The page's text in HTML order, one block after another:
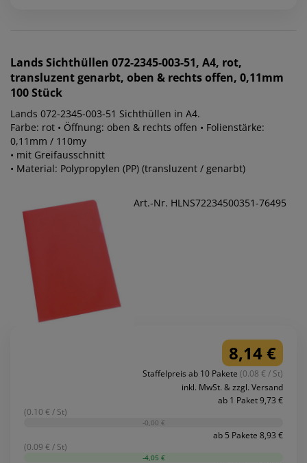
LandsSichthüllen 072-2345-003-51, A4, rot,
transluzent genarbt, oben & rechts offen, 0,11mm
100 Stück
Lands 072-2345-003-51 Sichthüllen in A4.
Farbe: rot • Öffnung: oben & rechts offen • Folienstärke:
0,11mm / 110my
• mit Greifausschnitt
• Material: Polypropylen (PP) (transluzent / genarbt)
Art.-Nr. HLNS72234500351-76495
8,14 €
Staffelpreis ab 10 Pakete (0.08 € / St)
inkl. MwSt. & zzgl. Versand
ab 1 Paket 9,73 €
(0.10 € / St)
-0,00 €
ab 5 Pakete 8,93 €
(0.09 € / St)
-4,05 €